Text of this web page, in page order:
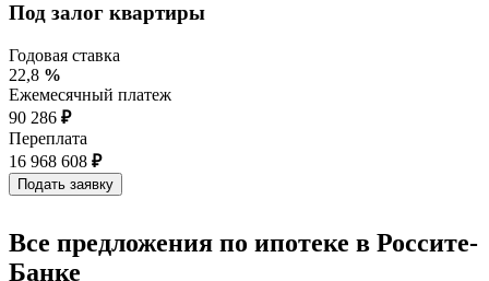
Под залог квартиры
Годовая ставка
22,8 %
Ежемесячный платеж
90 286 ₽
Переплата
16 968 608 ₽
Все предложения по ипотеке в Россите-
Банке